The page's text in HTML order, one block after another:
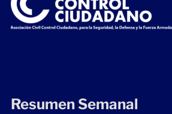
Resumen Semanal